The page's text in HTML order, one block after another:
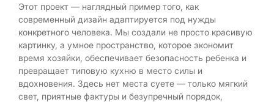
Этот проект — наглядный пример того, как
современный дизайн адаптируется под нужды
конкретного человека. Мы создали не просто красивую
картинку, а умное пространство, которое экономит
время хозяйки, обеспечивает безопасность ребенка и
превращает типовую кухню в место силы и
вдохновения. Здесь нет места суете — только мягкий
свет, приятные фактуры и безупречный порядок,